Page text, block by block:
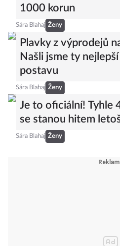
1000 korun
Sára Blahaj Ženy
Plavky z výprodejů
Našli jsme ty
postavu
Sára Blahaj Ženy
Je to oficiální! Tyhle
se stanou hitem
Sára Blahaj Ženy